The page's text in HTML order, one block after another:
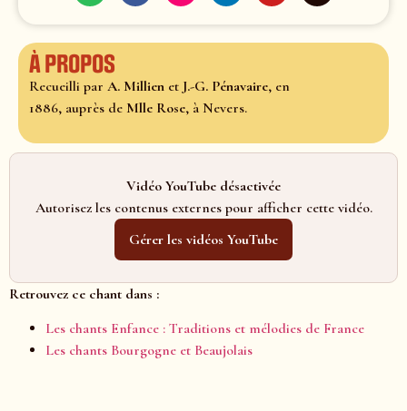
À propos
Recueilli par A. Millien et J.-G. Pénavaire, en
1886, auprès de Mlle Rose, à Nevers.
Vidéo YouTube désactivée
Autorisez les contenus externes pour afficher cette vidéo.
Gérer les vidéos YouTube
Retrouvez ce chant dans :
Les chants Enfance : Traditions et mélodies de France
Les chants Bourgogne et Beaujolais